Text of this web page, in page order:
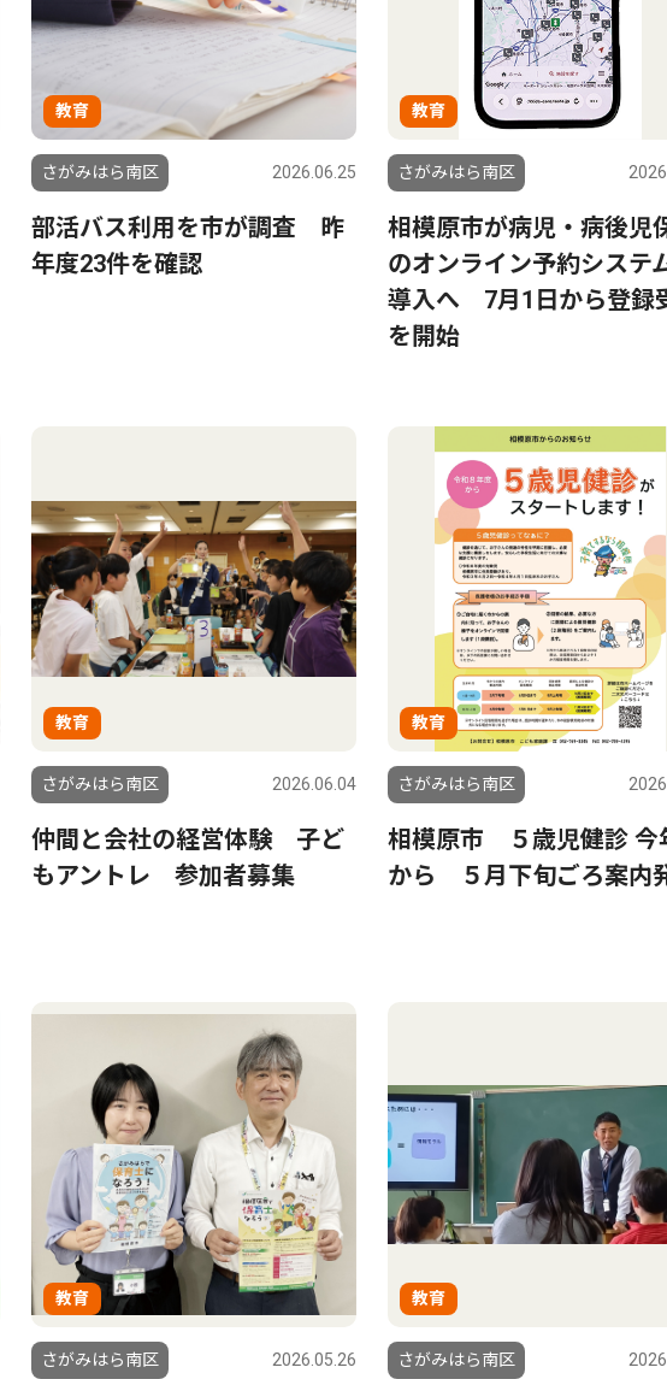
教育
さがみはら南区 2026.06.25
部活バス利用を市が調査 昨
年度23件を確認
教育
さがみはら南区
相模原市が病児・病後児
のオンライン予約システ
導入へ 7月1日から登録
を開始
教育
さがみはら南区 2026.06.04
仲間と会社の経営体験 子ど
もアントレ 参加者募集
教育
さがみはら南区
相模原市 ５歳児健診 今
から ５月下旬ごろ案内
教育
さがみはら南区 2026.05.26
教育
さがみはら南区